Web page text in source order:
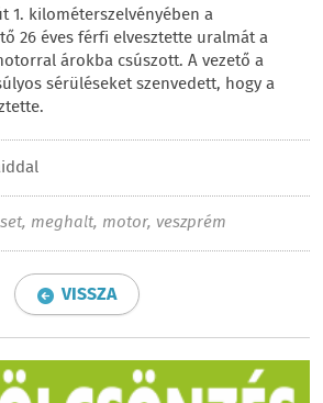
1. kilométerszelvényében a
26 éves férfi elvesztette uralmát a
árokba csúszott. A vezető a
sérüléseket szenvedett, hogy a
, meghalt, motor, veszprém
VISSZA